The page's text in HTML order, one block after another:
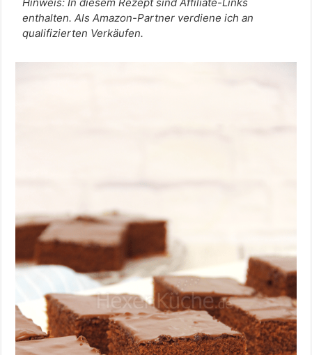
enthalten. Als Amazon-Partner verdiene ich an
qualifizierten Verkäufen.